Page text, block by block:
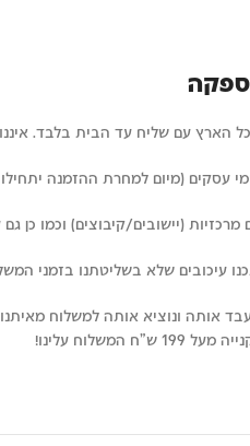
הארץ עם שליח עד הבית בלבד. איננו
(יישובים/קיבוצים) וכמו כן גם ערים
עיכובים שלא בשליטתנו בזמני
ונוציא אותה למשלוח מאיתנו תוך 24